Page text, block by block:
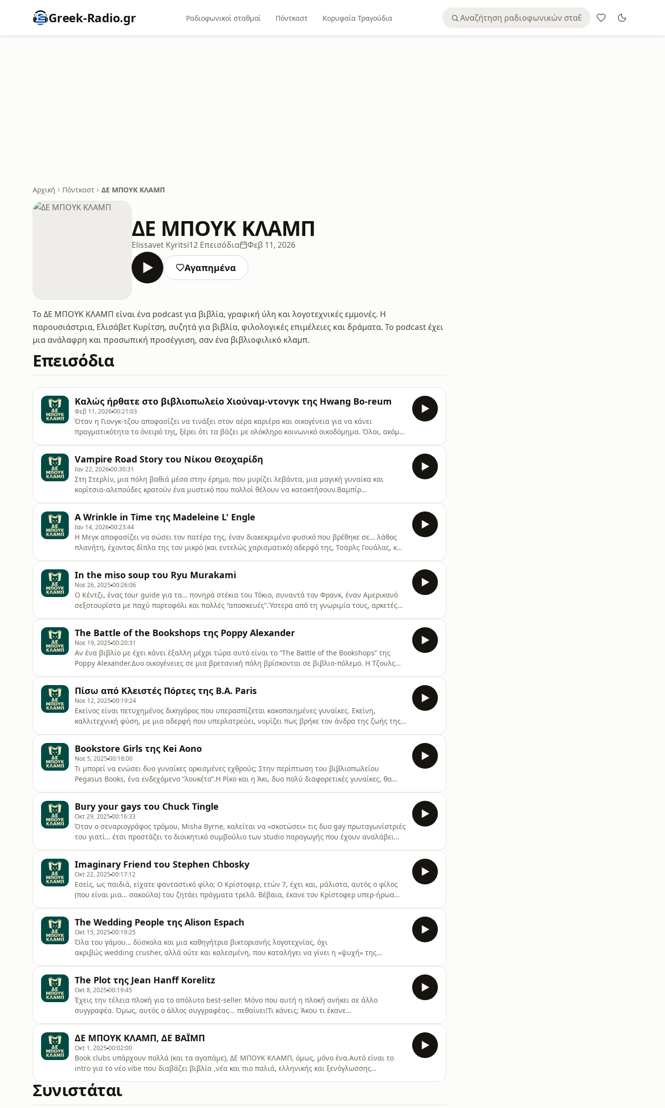
Greek-Radio.gr Ραδιοφωνικοί σταθμοί Πόντκαστ Κορυφαία Τραγούδια
Αρχική Πόντκαστ ΔΕ ΜΠΟΥΚ ΚΛΑΜΠ
ΔΕ ΜΠΟΥΚ ΚΛΑΜΠ
Elissavet Kyritsi12 Επεισόδια Φεβ 11, 2026
Αγαπημένα
Το ΔΕ ΜΠΟΥΚ ΚΛΑΜΠ είναι ένα podcast για βιβλία, γραφική ύλη και λογοτεχνικές εμμονές. Η
παρουσιάστρια, Ελισάβετ Κυρίτση, συζητά για βιβλία, φιλολογικές επιμέλειες και δράματα. Το podcast έχει
μια ανάλαφρη και προσωπική προσέγγιση, σαν ένα βιβλιοφιλικό κλαμπ.
Επεισόδια
Καλώς ήρθατε στο βιβλιοπωλείο Χιούναμ-ντονγκ της Hwang Bo-reum
Φεβ 11, 202600:21:03
Όταν η Γιονγκ-τζου αποφασίζει να τινάξει στον αέρα καριέρα και οικογένεια για να κάνει
πραγματικότητα το όνειρό της, ξέρει ότι τα βάζει με ολόκληρο κοινωνικό οικοδόμημα. Όλοι, ακόμα
χτίσει τη ζωή που θέλει να ζήσε
Vampire Road Story του Νίκου Θεοχαρίδη
Ιαν 22, 202600:30:31
Στη Στερλίν, μια πόλη βαθιά μέσα στην έρημο, που μυρίζει λεβάντα, μια μαγική γυναίκα και
κορίτσια-αλεπούδες κρατούν ένα μυστικό που πολλοί θέλουν να κατακτήσουν.Βαμπίρ
έχει χάσει τη μνήμη της.Τελικά, όλα για μια σπηλιά
A Wrinkle in Time της Madeleine L' Engle
Ιαν 14, 202600:23:44
Η Μεγκ αποφασίζει να σώσει τον πατέρα της, έναν διακεκριμένο φυσικό που βρέθηκε σε… λάθος
πλανήτη, έχοντας δίπλα της τον μικρό (και εντελώς χαρισματικό) αδερφό της, Τσαρλς Γουάλας, και
να φτάσουν στον πλανήτη Κά
In the miso soup του Ryu Murakami
Νοε 26, 2025 00:26:06
Ο Κέντζι, ένας tour guide για τα… πονηρά στέκια του Τόκιο, συναντά τον Φρανκ, έναν Αμερικανό
σεξοτουρίστα με παχύ πορτοφόλι και πολλές “αποσκευές”.Ύστερα από τη γνωριμία τους, αρκετές
βουδιστικού ναού.Ο Ryu Murakami, ο… άλλος
The Battle of the Bookshops της Poppy Alexander
Νοε 19, 2025 00:20:31
Αν ένα βιβλίο με έχει κάνει έξαλλη μέχρι τώρα αυτό είναι το “The Battle of the Bookshops” της
Poppy Alexander.Δυο οικογένειες σε μια βρετανική πόλη βρίσκονται σε βιβλιο-πόλεμο. Η Τζουλς
“Καπουλέτοι” του Πόρτνιθ, χωρίς φαρμ
Πίσω από Κλειστές Πόρτες της B.A. Paris
Νοε 12, 2025 00:19:24
Εκείνος είναι πετυχημένος δικηγόρος που υπερασπίζεται κακοποιημένες γυναίκες. Εκείνη,
καλλιτεχνική φύση, με μια αδερφή που υπερλατρεύει, νομίζει πως βρήκε τον άνδρα της ζωής της.
P.A. Paris θα σας “χαρίσει” εφιάλτε
Bookstore Girls της Kei Aono
Νοε 5, 2025 00:18:00
Τι μπορεί να ενώσει δυο γυναίκες ορκισμένες εχθρούς; Στην περίπτωση του βιβλιοπωλείου
Pegasus Books, ένα ενδεχόμενο “λουκέτο”.Η Ρίκο και η Άκι, δυο πολύ διαφορετικές γυναίκες, θα
φαντάζονται οι γύρω τους.Αυτό είναι το πρώτο βιβ
Bury your gays του Chuck Tingle
Οκτ 29, 2025 00:16:33
Όταν ο σεναριογράφος τρόμου, Misha Byrne, καλείται να «σκοτώσει» τις δυο gay πρωταγωνίστριές
του γιατί… έτσι προστάζει το διοικητικό συμβούλιο των studio παραγωγής που έχουν αναλάβει
καριέρας του!Τρελές καταδιώξει
Imaginary Friend του Stephen Chbosky
Οκτ 22, 2025 00:17:12
Εσείς, ως παιδιά, είχατε φανταστικό φίλο; Ο Κρίστοφερ, ετών 7, έχει και, μάλιστα, αυτός ο φίλος
(που είναι μια… σακούλα) του ζητάει πράγματα τρελά. Βέβαια, έκανε τον Κρίστοφερ υπερ-ήρωα
ΚΛΑΜΠ.Όχι ένα απλό κλαμπ, ας μην τα ξα
The Wedding People της Alison Espach
Οκτ 15, 2025 00:19:25
Όλα του γάμου… δύσκολα και μια καθηγήτρια βικτοριανής λογοτεχνίας, όχι
ακριβώς wedding crusher, αλλά ούτε και καλεσμένη, που καταλήγει να γίνει η «ψυχή» της
προβληματισμός, σχέσεις, τέχνη και γαμήλια προβλήματα, σε ένα μυθιστόρημα
The Plot της Jean Hanff Korelitz
Οκτ 8, 2025 00:19:45
Έχεις την τέλεια πλοκή για το απόλυτο best-seller. Μόνο που αυτή η πλοκή ανήκει σε άλλο
συγγραφέα. Όμως, αυτός ο άλλος συγγραφέας... πεθαίνει!Τι κάνεις; Άκου τι έκανε
στο Instagram για περισσότερο περιεχόμενο. https://www.instagram.com/theb00kclab?
igsh=ZGt6MjY4MzRkYW53&utm_source=qr
ΔΕ ΜΠΟΥΚ ΚΛΑΜΠ, ΔΕ ΒΑΪΜΠ
Οκτ 1, 2025 00:02:00
Book clubs υπάρχουν πολλά (και τα αγαπάμε), ΔΕ ΜΠΟΥΚ ΚΛΑΜΠ, όμως, μόνο ένα.Αυτό είναι το
intro για το νέο vibe που διαβάζει βιβλία ,νέα και πιο παλιά, ελληνικής και ξενόγλωσσης
σελίδες να γυρίσουμε μαζί...Ακολούθησε το ΔΕ ΜΠΟΥΚ ΚΛΑΜΠ στο Instagram για extra content
@theb00kclab.
Συνιστάται